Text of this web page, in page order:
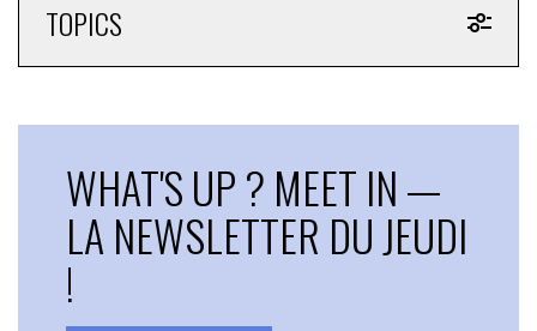
TOPICS
WHAT'S UP ? MEET IN —
LA NEWSLETTER DU JEUDI
!